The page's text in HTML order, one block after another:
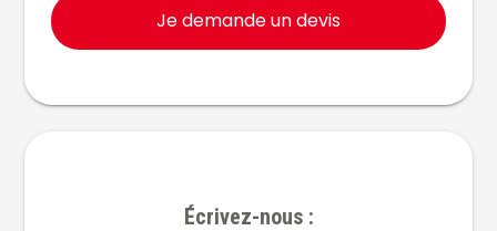
Je demande un devis
Écrivez-nous :